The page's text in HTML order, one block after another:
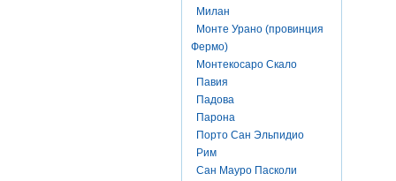
Милан
Монте Урано (провинция
Фермо)
Монтекосаро Скало
Павия
Падова
Парона
Порто Сан Эльпидио
Рим
Сан Мауро Пасколи